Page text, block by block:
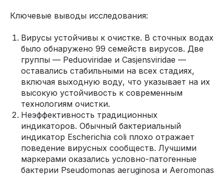
Ключевые выводы исследования:
Вирусы устойчивы к очистке. В сточных водах
было обнаружено 99 семейств вирусов. Две
группы — Peduoviridae и Casjensviridae —
оставались стабильными на всех стадиях,
включая выходную воду, что указывает на их
высокую устойчивость к современным
технологиям очистки.
Неэффективность традиционных
индикаторов. Обычный бактериальный
индикатор Escherichia coli плохо отражает
поведение вирусных сообществ. Лучшими
маркерами оказались условно-патогенные
бактерии Pseudomonas aeruginosa и Aeromonas